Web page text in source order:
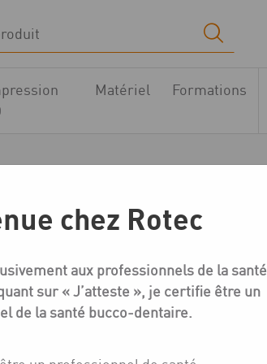
Matériel Formations
chez Rotec
aux professionnels de la santé
sur « J’atteste », je certifie être un
de la santé bucco-dentaire.